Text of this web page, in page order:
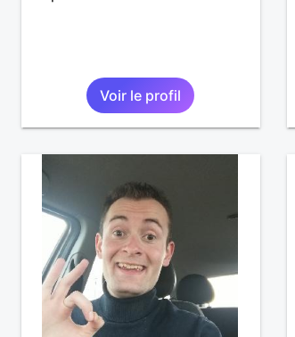
Voir le profil